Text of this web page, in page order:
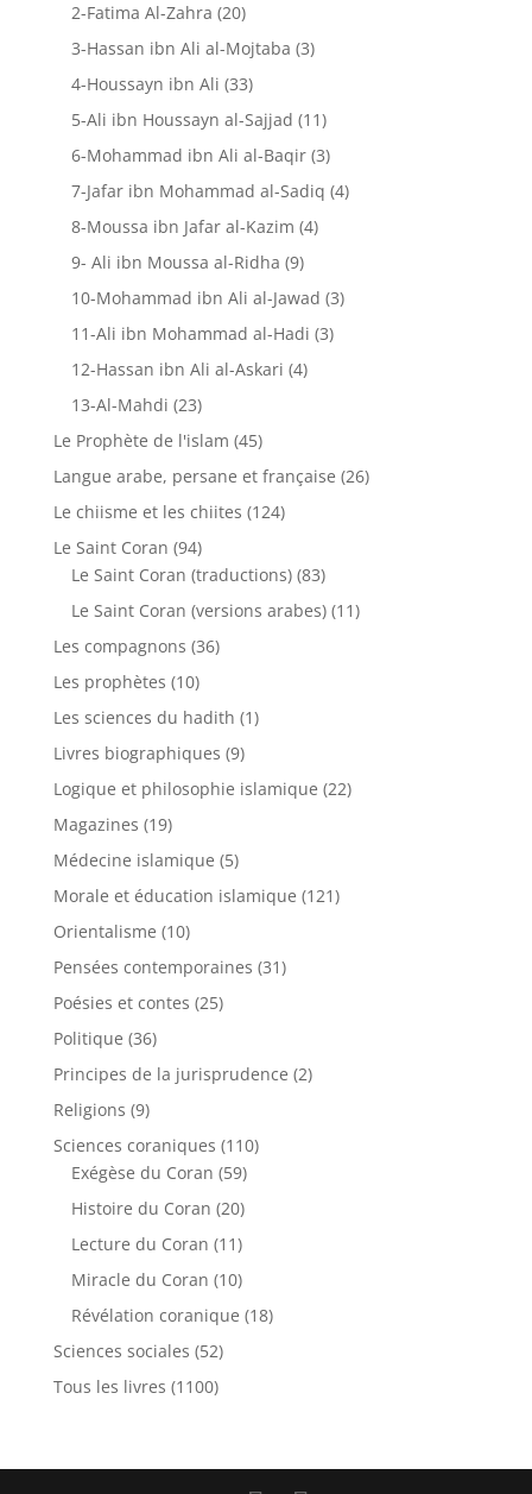
2-Fatima Al-Zahra (20)
3-Hassan ibn Ali al-Mojtaba (3)
4-Houssayn ibn Ali (33)
5-Ali ibn Houssayn al-Sajjad (11)
6-Mohammad ibn Ali al-Baqir (3)
7-Jafar ibn Mohammad al-Sadiq (4)
8-Moussa ibn Jafar al-Kazim (4)
9- Ali ibn Moussa al-Ridha (9)
10-Mohammad ibn Ali al-Jawad (3)
11-Ali ibn Mohammad al-Hadi (3)
12-Hassan ibn Ali al-Askari (4)
13-Al-Mahdi (23)
Le Prophète de l'islam (45)
Langue arabe, persane et française (26)
Le chiisme et les chiites (124)
Le Saint Coran (94)
Le Saint Coran (traductions) (83)
Le Saint Coran (versions arabes) (11)
Les compagnons (36)
Les prophètes (10)
Les sciences du hadith (1)
Livres biographiques (9)
Logique et philosophie islamique (22)
Magazines (19)
Médecine islamique (5)
Morale et éducation islamique (121)
Orientalisme (10)
Pensées contemporaines (31)
Poésies et contes (25)
Politique (36)
Principes de la jurisprudence (2)
Religions (9)
Sciences coraniques (110)
Exégèse du Coran (59)
Histoire du Coran (20)
Lecture du Coran (11)
Miracle du Coran (10)
Révélation coranique (18)
Sciences sociales (52)
Tous les livres (1100)